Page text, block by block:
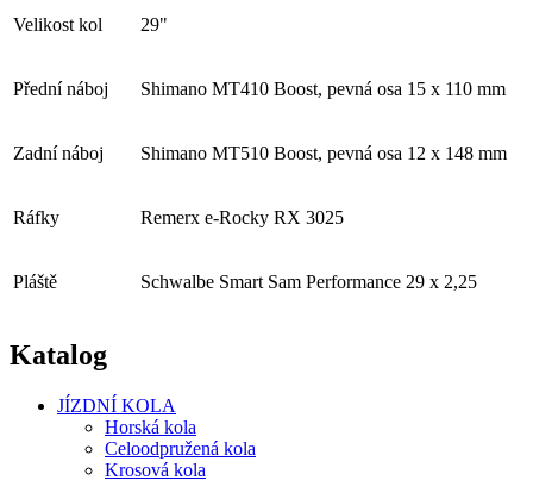
Velikost kol 29"
Přední náboj Shimano MT410 Boost, pevná osa 15 x 110 mm
Zadní náboj Shimano MT510 Boost, pevná osa 12 x 148 mm
Ráfky Remerx e-Rocky RX 3025
Pláště Schwalbe Smart Sam Performance 29 x 2,25
Katalog
JÍZDNÍ KOLA
Horská kola
Celoodpružená kola
Krosová kola